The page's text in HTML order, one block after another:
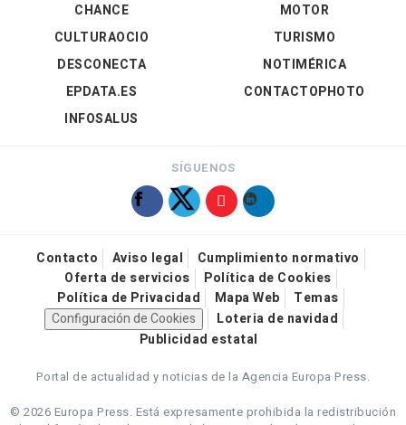
CHANCE
CULTURAOCIO
DESCONECTA
EPDATA.ES
INFOSALUS
MOTOR
TURISMO
NOTIMÉRICA
CONTACTOPHOTO
SÍGUENOS
Contacto Aviso legal
Cumplimiento normativo
Oferta de servicios
Política de Cookies
Política de Privacidad
Mapa Web
Temas
Configuración de Cookies
Loteria de navidad
Publicidad estatal
Portal de actualidad y noticias de la Agencia Europa Press.
© 2026 Europa Press. Está expresamente prohibida la redistribución